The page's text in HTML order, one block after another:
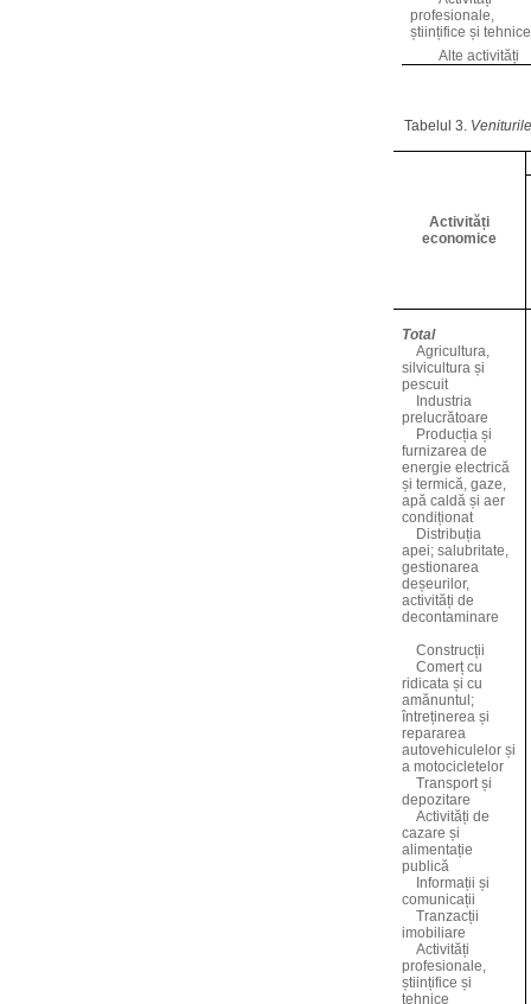
profesionale,
științifice și tehnice
Alte activități
Tabelul 3.
Activități
economice
Total
Agricultura,
silvicultura și
pescuit
Industria
prelucrătoare
Producția și
furnizarea de
energie electrică
și termică, gaze,
apă caldă și aer
condiționat
Distribuția
apei; salubritate,
gestionarea
deșeurilor,
activități de
decontaminare
Construcții
Comerț cu
ridicata și cu
amănuntul;
întreținerea și
repararea
autovehiculelor și
a motocicletelor
Transport și
depozitare
Activități de
cazare și
alimentație
publică
Informații și
comunicații
Tranzacții
imobiliare
Activități
profesionale,
științifice și
tehnice